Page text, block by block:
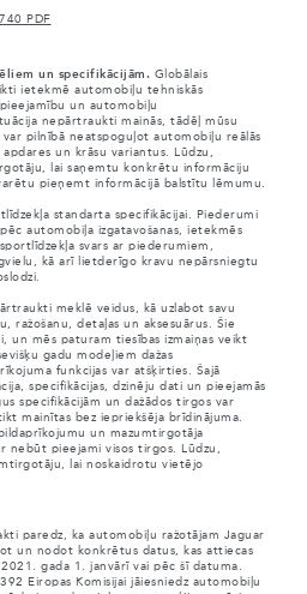
PDF
un specifikācijām. Globālais
ietekmē automobiļu tehniskās
un automobiļu
nepārtraukti mainās, tādēļ mūsu
pilnībā neatspoguļot automobiļu reālās
un krāsu variantus. Lūdzu,
lai saņemtu konkrētu informāciju
pieņemt informācijā balstītu lēmumu.
standarta specifikācijai. Piederumi
automobiļa izgatavošanas, ietekmēs
svars ar piederumiem,
kā arī lietderīgo kravu nepārsniegtu
meklē veidus, kā uzlabot savu
ražošanu, detaļas un aksesuārus. Šie
un mēs paturam tiesības izmaiņas veikt
gadu modeļiem dažas
funkcijas var atšķirties. Šajā
specifikācijas, dzinēju dati un pieejamās
specifikācijām un dažādos tirgos var
mainītas bez iepriekšēja brīdinājuma.
un mazumtirgotāja
nebūt pieejami visos tirgos. Lūdzu,
lai noskaidrotu vietējo
paredz, ka automobiļu ražotājam Jaguar
un nodot konkrētus datus, kas attiecas
gada 1. janvārī vai pēc šī datuma.
Eiropas Komisijai jāiesniedz automobiļu